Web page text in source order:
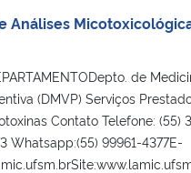
Regional
Análises
de
(DMVP) Serviços
Contato Telefone: (55)
Whatsapp:(55) 99961-4377E-